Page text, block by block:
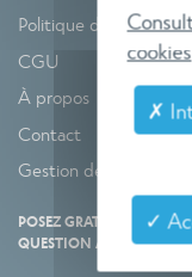
Politique de
CGU
À propos
Contact
Gestion des cookies
POSEZ GRATUITEMENT
QUESTION À THÉO
cookies
✗
✓